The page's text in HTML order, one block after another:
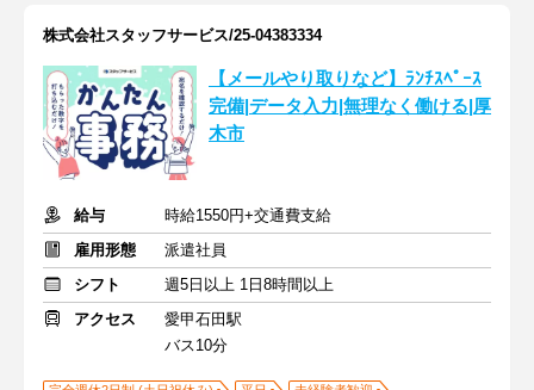
株式会社スタッフサービス/25-04383334
【メールやり取りなど】ﾗﾝﾁｽﾍﾟｰｽ
完備|データ入力|無理なく働ける|厚
木市
給与
時給1550円+交通費支給
雇用形態
派遣社員
シフト
週5日以上 1日8時間以上
アクセス
愛甲石田駅
バス10分